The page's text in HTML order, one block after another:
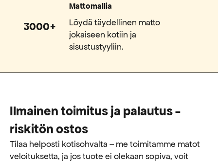
3000+
Mattomallia
Löydä täydellinen matto
jokaiseen kotiin ja
sisustustyyliin.
Ilmainen toimitus ja palautus -
riskitön ostos
Tilaa helposti kotisohvalta – me toimitamme matot
veloituksetta, ja jos tuote ei olekaan sopiva, voit